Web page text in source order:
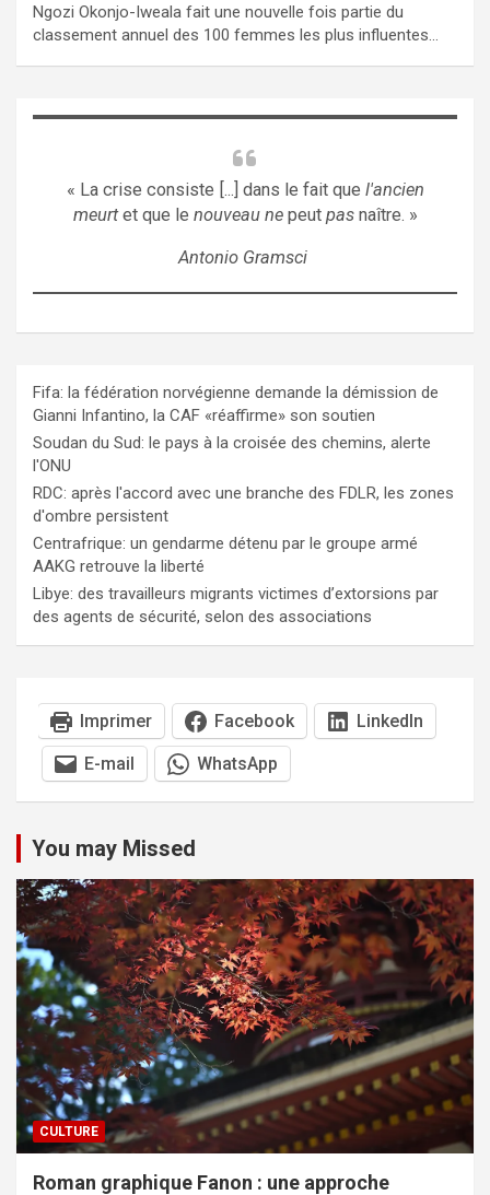
Ngozi Okonjo-Iweala fait une nouvelle fois partie du
classement annuel des 100 femmes les plus influentes…
« La crise consiste [...] dans le fait que l'ancien
meurtet que le nouveau nepeut pasnaître. »
Antonio Gramsci
Fifa: la fédération norvégienne demande la démission de
Gianni Infantino, la CAF «réaffirme» son soutien
Soudan du Sud: le pays à la croisée des chemins, alerte
l'ONU
RDC: après l'accord avec une branche des FDLR, les zones
d'ombre persistent
Centrafrique: un gendarme détenu par le groupe armé
AAKG retrouve la liberté
Libye: des travailleurs migrants victimes d’extorsions par
des agents de sécurité, selon des associations
Imprimer Facebook LinkedIn
E-mail WhatsApp
You may Missed
CULTURE
Roman graphique Fanon : une approche